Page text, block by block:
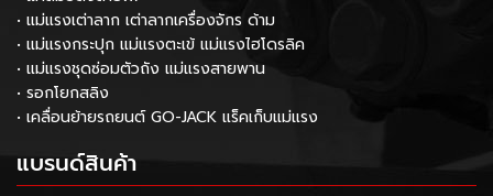
• แม่แรงเต่าลาก เต่าลากเครื่องจักร ด้าม
• แม่แรงกระปุก แม่แรงตะเข้ แม่แรงไฮโดรลิค
• แม่แรงชุดซ่อมตัวถัง แม่แรงสายพาน
• รอกโยกสลิง
• เคลื่อนย้ายรถยนต์ GO-JACK แร็คเก็บแม่แรง
แบรนด์สินค้า